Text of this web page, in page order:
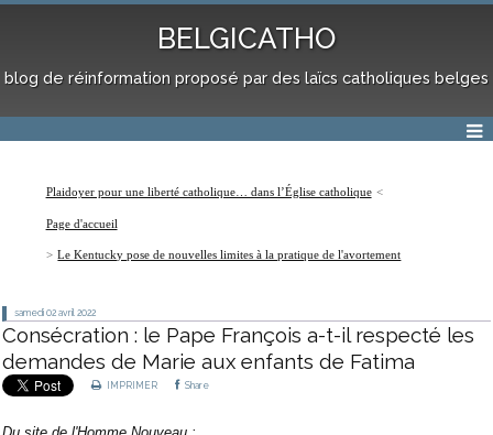
BELGICATHO
blog de réinformation proposé par des laïcs catholiques belges
Plaidoyer pour une liberté catholique… dans l’Église catholique
Page d'accueil
Le Kentucky pose de nouvelles limites à la pratique de l'avortement
samedi 02 avril 2022
Consécration : le Pape François a-t-il respecté les
demandes de Marie aux enfants de Fatima
IMPRIMER Share